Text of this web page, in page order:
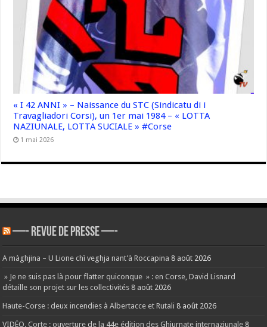
« I 42 ANNI » – Naissance du STC (Sindicatu di i
Travagliadori Corsi), un 1er mai 1984 – « LOTTA
NAZIUNALE, LOTTA SUCIALE » #Corse
1 mai 2026
—- REVUE DE PRESSE —-
A màghjina – U Lione chì veghja nant’à Roccapina 8 août 2026
» Je ne suis pas là pour flatter quiconque » : en Corse, David Lisnard
détaille son projet sur les collectivités 8 août 2026
Haute-Corse : deux incendies à Albertacce et Rutali 8 août 2026
VIDÉO. Corte : ouverture de la 44e édition des Ghjurnate internaziunale 8